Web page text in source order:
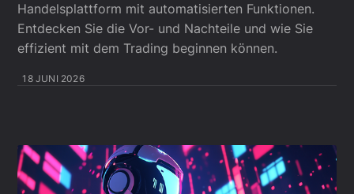
Handelsplattform mit automatisierten Funktionen.
Entdecken Sie die Vor- und Nachteile und wie Sie
effizient mit dem Trading beginnen können.
18 JUNI 2026